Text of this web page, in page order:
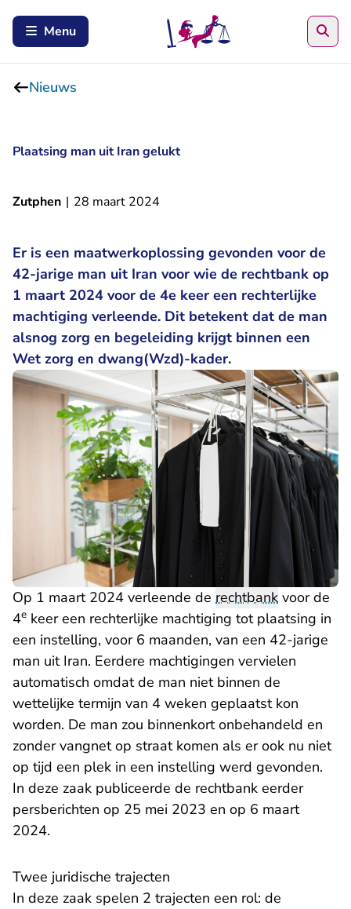
Menu
Nieuws
Plaatsing man uit Iran gelukt
Zutphen | 28 maart 2024
Er is een maatwerkoplossing gevonden voor de
42-jarige man uit Iran voor wie de rechtbank op
1 maart 2024 voor de 4e keer een rechterlijke
machtiging verleende. Dit betekent dat de man
alsnog zorg en begeleiding krijgt binnen een
Wet zorg en dwang(Wzd)-kader.
Op 1 maart 2024 verleende de rechtbank voor de
4e keer een rechterlijke machtiging tot plaatsing in
een instelling, voor 6 maanden, van een 42-jarige
man uit Iran. Eerdere machtigingen vervielen
automatisch omdat de man niet binnen de
wettelijke termijn van 4 weken geplaatst kon
worden. De man zou binnenkort onbehandeld en
zonder vangnet op straat komen als er ook nu niet
op tijd een plek in een instelling werd gevonden.
In deze zaak publiceerde de rechtbank eerder
persberichten op 25 mei 2023 en op 6 maart
2024.
Twee juridische trajecten
In deze zaak spelen 2 trajecten een rol: de